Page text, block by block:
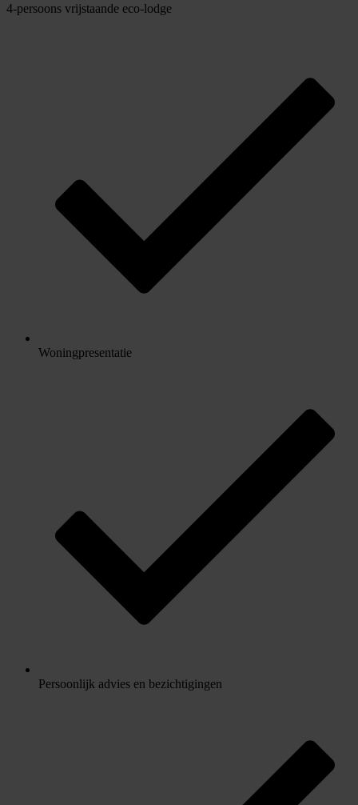
4-persoons vrijstaande eco-lodge
Woningpresentatie
Persoonlijk advies en bezichtigingen